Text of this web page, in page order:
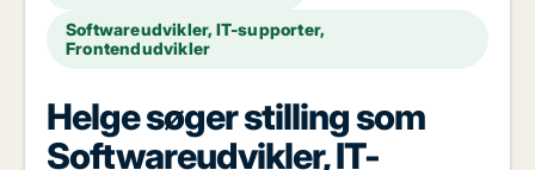
Softwareudvikler, IT-supporter,
Frontendudvikler
Helge søger stilling som
Softwareudvikler, IT-